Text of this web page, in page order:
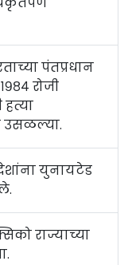
पंतप्रधान
रोजी
उसळल्या.
युनायटेड
राज्याच्या